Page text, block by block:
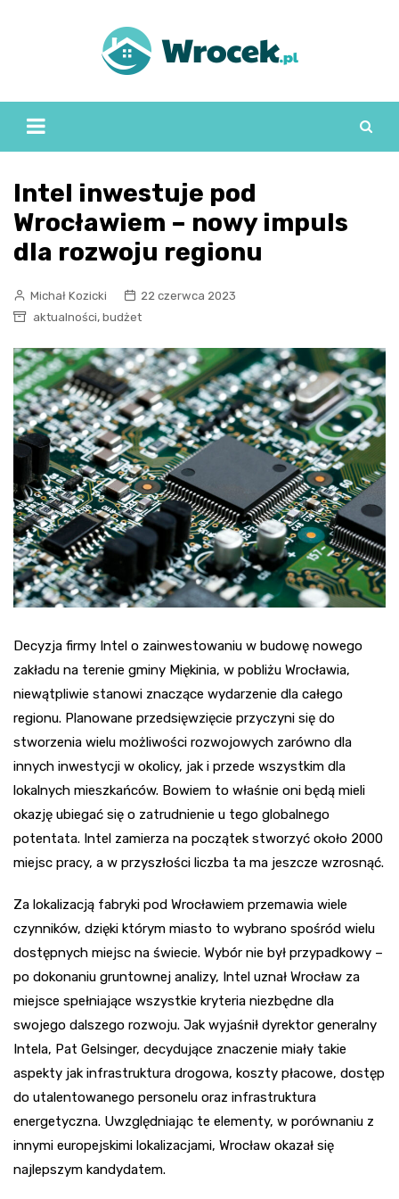
Intel inwestuje pod
Wrocławiem – nowy impuls
dla rozwoju regionu
Michał Kozicki
22 czerwca 2023
aktualności, budżet
Decyzja firmy Intel o zainwestowaniu w budowę nowego
zakładu na terenie gminy Miękinia, w pobliżu Wrocławia,
niewątpliwie stanowi znaczące wydarzenie dla całego
regionu. Planowane przedsięwzięcie przyczyni się do
stworzenia wielu możliwości rozwojowych zarówno dla
innych inwestycji w okolicy, jak i przede wszystkim dla
lokalnych mieszkańców. Bowiem to właśnie oni będą mieli
okazję ubiegać się o zatrudnienie u tego globalnego
potentata. Intel zamierza na początek stworzyć około 2000
miejsc pracy, a w przyszłości liczba ta ma jeszcze wzrosnąć.
Za lokalizacją fabryki pod Wrocławiem przemawia wiele
czynników, dzięki którym miasto to wybrano spośród wielu
dostępnych miejsc na świecie. Wybór nie był przypadkowy –
po dokonaniu gruntownej analizy, Intel uznał Wrocław za
miejsce spełniające wszystkie kryteria niezbędne dla
swojego dalszego rozwoju. Jak wyjaśnił dyrektor generalny
Intela, Pat Gelsinger, decydujące znaczenie miały takie
aspekty jak infrastruktura drogowa, koszty płacowe, dostęp
do utalentowanego personelu oraz infrastruktura
energetyczna. Uwzględniając te elementy, w porównaniu z
innymi europejskimi lokalizacjami, Wrocław okazał się
najlepszym kandydatem.